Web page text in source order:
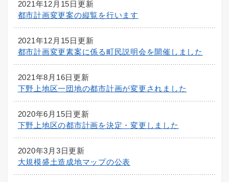
2021年12月15日更新
都市計画変更案の縦覧を行います
2021年12月15日更新
都市計画変更素案に係る町民説明会を開催しました
2021年8月16日更新
下野上地区一団地の都市計画が変更されました
2020年6月15日更新
下野上地区の都市計画を決定・変更しました
2020年3月3日更新
大規模盛土造成地マップの公表